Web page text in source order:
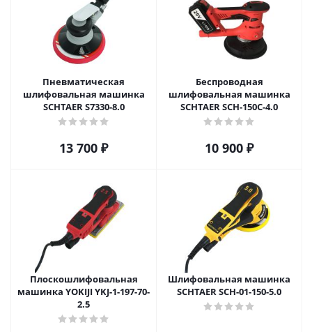
Пневматическая
шлифовальная машинка
SCHTAER S7330-8.0
13 700 ₽
Беспроводная
шлифовальная машинка
SCHTAER SCH-150C-4.0
10 900 ₽
Плоскошлифовальная
машинка YOKIJI YKJ-1-197-70-
2.5
Шлифовальная машинка
SCHTAER SCH-01-150-5.0